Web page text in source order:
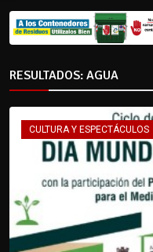
RESULTADOS: AGUA
CULTURA Y ESPECTÁCULOS